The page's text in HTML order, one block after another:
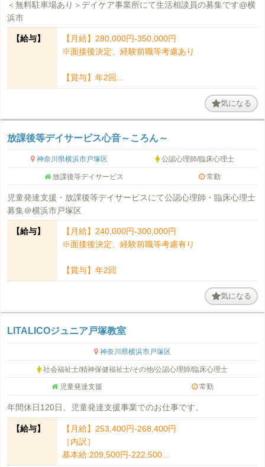
＜無料駐車場あり＞デイケア事業所にて生活相談員の募集です@横
浜市
【給与】
【月給】280,000円-350,000円
※面接後決定、経験前職等考慮あり
【賞与】年2回...
気になる
放課後等デイサービス心音～ころん～
神奈川県横浜市戸塚区 公認心理師/臨床心理士
放課後等デイサービス 常勤
児童発達支援・放課後等デイサービスにて公認心理師・臨床心理士
募集＠横浜市戸塚区
【給与】
【月給】240,000円-300,000円
※面接後決定、経験前職等考慮有り
【賞与】年2回
気になる
LITALICOジュニア戸塚教室
神奈川県横浜市戸塚区
社会福祉士/精神保健福祉士/その他/公認心理師/臨床心理士
児童発達支援 常勤
年間休日120日。児童発達支援事業でのお仕事です。
【給与】
【月給】253,400円-268,400円
［内訳］
基本給:209,500円-222,500...